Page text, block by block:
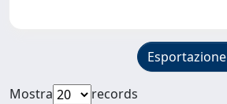
Esportazione
Mostra
records